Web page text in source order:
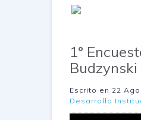
1°
Budzynski
Escrito en 22
Desarrollo